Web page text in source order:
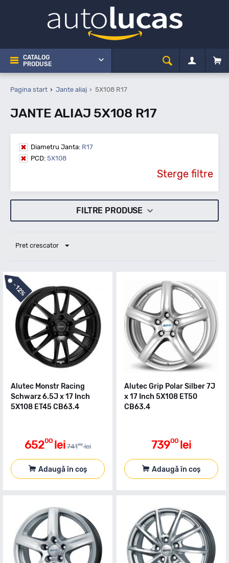
CATALOG
PRODUSE
Pagina start Jante aliaj 5X108 R17
JANTE ALIAJ 5X108 R17
Diametru Janta: R17
PCD: 5X108
Sterge filtre
FILTRE PRODUSE
Pret crescator
-12%
Alutec Monstr Racing
Schwarz 6.5J x 17 Inch
5X108 ET45 CB63.4
65200 lei 74100 lei
Adaugă în coș
Alutec Grip Polar Silber 7J
x 17 Inch 5X108 ET50
CB63.4
73900 lei
Adaugă în coș